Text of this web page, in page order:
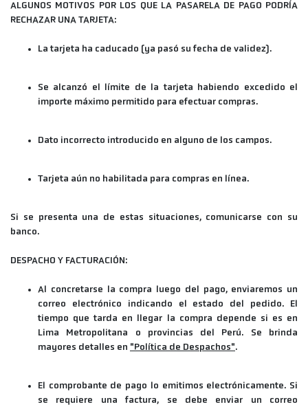
ALGUNOS MOTIVOS POR LOS QUE LA PASARELA DE PAGO PODRÍA
RECHAZAR UNA TARJETA:
La tarjeta ha caducado (ya pasó su fecha de validez).
Se alcanzó el límite de la tarjeta habiendo excedido el
importe máximo permitido para efectuar compras.
Dato incorrecto introducido en alguno de los campos.
Tarjeta aún no habilitada para compras en línea.
Si se presenta una de estas situaciones, comunicarse con su
banco.
DESPACHO Y FACTURACIÓN:
Al concretarse la compra luego del pago, enviaremos un
correo electrónico indicando el estado del pedido. El
tiempo que tarda en llegar la compra depende si es en
Lima Metropolitana o provincias del Perú. Se brinda
mayores detalles en "Política de Despachos".
El comprobante de pago lo emitimos electrónicamente. Si
se requiere una factura, se debe enviar un correo